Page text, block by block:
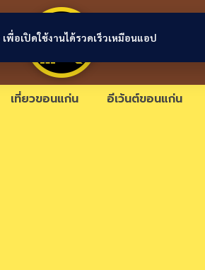
ขอนแก่นลิงก์
เที่ยวขอนแก่น อีเว้นต์ขอนแก่น
พื่อเปิดใช้งานได้รวดเร็วเหมือนแอป